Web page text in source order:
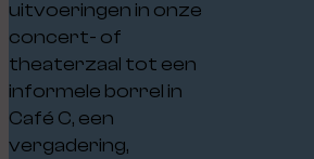
uitvoeringen in onze
concert- of
theaterzaal tot een
informele borrel in
Café C, een
vergadering,